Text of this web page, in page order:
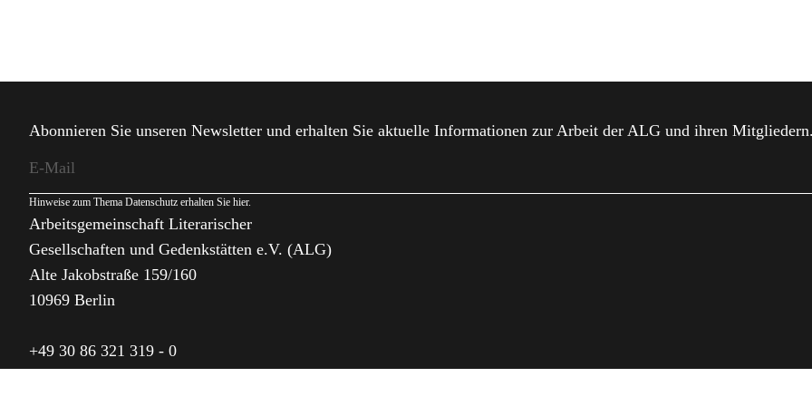
Abonnieren Sie unseren Newsletter und erhalten Sie aktuelle Informationen zur Arbeit der ALG und ihren Mitgliedern.
Hinweise zum Thema Datenschutz erhalten Sie hier.
Arbeitsgemeinschaft Literarischer
Gesellschaften und Gedenkstätten e.V. (ALG)
Alte Jakobstraße 159/160
10969 Berlin
+49 30 86 321 319 - 0